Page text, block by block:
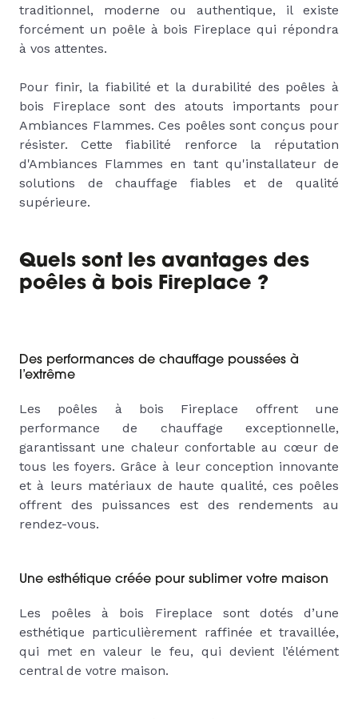
traditionnel, moderne ou authentique, il existe
forcément un poêle à bois Fireplace qui répondra
à vos attentes.
Pour finir, la fiabilité et la durabilité des poêles à
bois Fireplace sont des atouts importants pour
Ambiances Flammes. Ces poêles sont conçus pour
résister. Cette fiabilité renforce la réputation
d'Ambiances Flammes en tant qu'installateur de
solutions de chauffage fiables et de qualité
supérieure.
Quels sont les avantages des
poêles à bois Fireplace ?
Des performances de chauffage poussées à
l’extrême
Les poêles à bois Fireplace offrent une
performance de chauffage exceptionnelle,
garantissant une chaleur confortable au cœur de
tous les foyers. Grâce à leur conception innovante
et à leurs matériaux de haute qualité, ces poêles
offrent des puissances est des rendements au
rendez-vous.
Une esthétique créée pour sublimer votre maison
Les poêles à bois Fireplace sont dotés d’une
esthétique particulièrement raffinée et travaillée,
qui met en valeur le feu, qui devient l’élément
central de votre maison.